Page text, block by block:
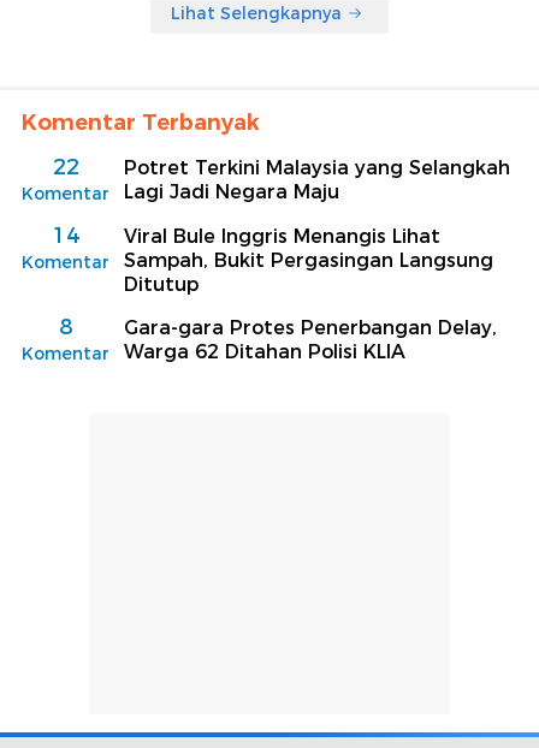
Lihat Selengkapnya
Komentar Terbanyak
22
Komentar
Potret Terkini Malaysia yang Selangkah
Lagi Jadi Negara Maju
14
Komentar
Viral Bule Inggris Menangis Lihat
Sampah, Bukit Pergasingan Langsung
Ditutup
8
Komentar
Gara-gara Protes Penerbangan Delay,
Warga 62 Ditahan Polisi KLIA